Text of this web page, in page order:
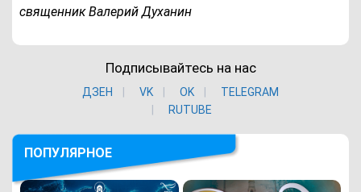
священник Валерий Духанин
Подписывайтесь на нас
ДЗЕН VK ОK
TELEGRAM
RUTUBE
ПОПУЛЯРНОЕ